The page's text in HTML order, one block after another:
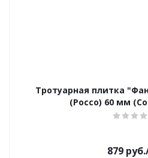
Тротуарная плитка
(Россо) 60 мм
879 руб.